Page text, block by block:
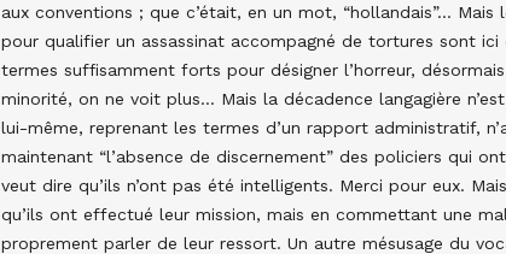
aux conventions ; que c’était, en un mot, “hollandais”…
pour qualifier un assassinat accompagné de tortures sont
termes suffisamment forts pour désigner l’horreur,
minorité, on ne voit plus… Mais la décadence langagière
lui-même, reprenant les termes d’un rapport administratif,
maintenant “l’absence de discernement” des policiers qui
veut dire qu’ils n’ont pas été intelligents. Merci pour eux.
qu’ils ont effectué leur mission, mais en commettant une
proprement parler de leur ressort. Un autre mésusage du